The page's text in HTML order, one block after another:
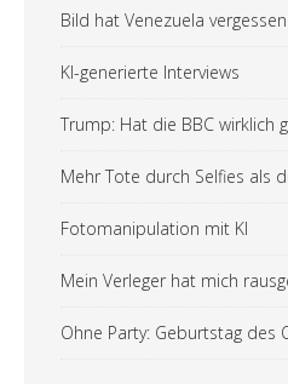
Bild hat Venezuela vergessen
KI-generierte Interviews
Trump: Hat die BBC wirklich
Mehr Tote durch Selfies als
Fotomanipulation mit KI
Mein Verleger hat mich
Ohne Party: Geburtstag des